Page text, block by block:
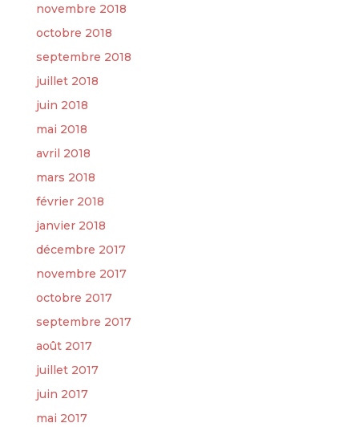
novembre 2018
octobre 2018
septembre 2018
juillet 2018
juin 2018
mai 2018
avril 2018
mars 2018
février 2018
janvier 2018
décembre 2017
novembre 2017
octobre 2017
septembre 2017
août 2017
juillet 2017
juin 2017
mai 2017